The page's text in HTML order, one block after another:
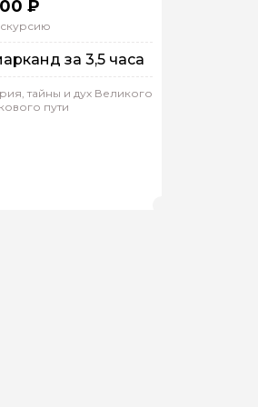
₽
за 3,5 часа
тайны и дух Великого
пути